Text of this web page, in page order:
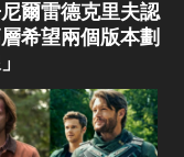
爾雷德克里夫認
希望兩個版本劃